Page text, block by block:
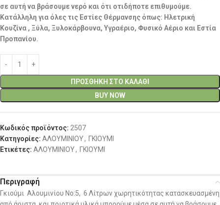
σε αυτή να βράσουμε νερό και ότι οτιδήποτε επιθυμούμε.
Κατάλληλη για όλες τις Εστίες Θέρμανσης όπως: Ηλετρική
Κουζίνα , Ξύλα, Ξυλοκάρβουνα, Υγραέριο, Φυσικό Αέριο και Εστία
Προπανίου.
ΠΡΟΣΘΉΚΗ ΣΤΟ ΚΑΛΆΘΙ
BUY NOW
Κωδικός προϊόντος: 2507
Κατηγορίες: ΑΛΟΥΜΙΝΙΟΥ, ΓΚΙΟΥΜΙ
Ετικέτες: ΑΛΟΥΜΙΝΙΟΥ, ΓΚΙΟΥΜΙ
Περιγραφή
Γκιούμι Αλουμινίου No:5, 6 Λίτρων χωρητικότητας κατασκευασμένη